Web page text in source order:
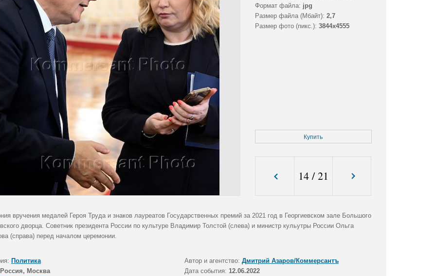
Формат файла: jpg
Размер файла (Мбайт): 2,7
Размер фото (пикс.): 3844x4555
Купить
14/21
вручения медалей Героя Труда и знаков лауреатов Государственных премий за 2021 год в Георгиевском зале Большого
дворца. Советник президента России по культуре Владимир Толстой (слева) и министр кульутры России Ольга
(справа) перед началом церемонии.
Политика Автор и агентство: Дмитрий Азаров/Коммерсантъ
Россия, Москва Дата события: 12.06.2022